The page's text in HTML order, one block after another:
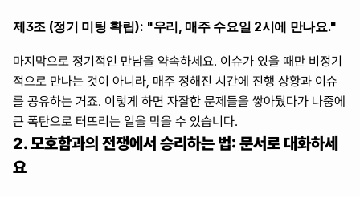
제3조 (정기 미팅 확립): "우리, 매주 수요일 2시에 만나요."
마지막으로 정기적인 만남을 약속하세요. 이슈가 있을 때만 비정기
적으로 만나는 것이 아니라, 매주 정해진 시간에 진행 상황과 이슈
를 공유하는 거죠. 이렇게 하면 자잘한 문제들을 쌓아뒀다가 나중에
큰 폭탄으로 터뜨리는 일을 막을 수 있습니다.
2. 모호함과의 전쟁에서 승리하는 법: 문서로 대화하세
요